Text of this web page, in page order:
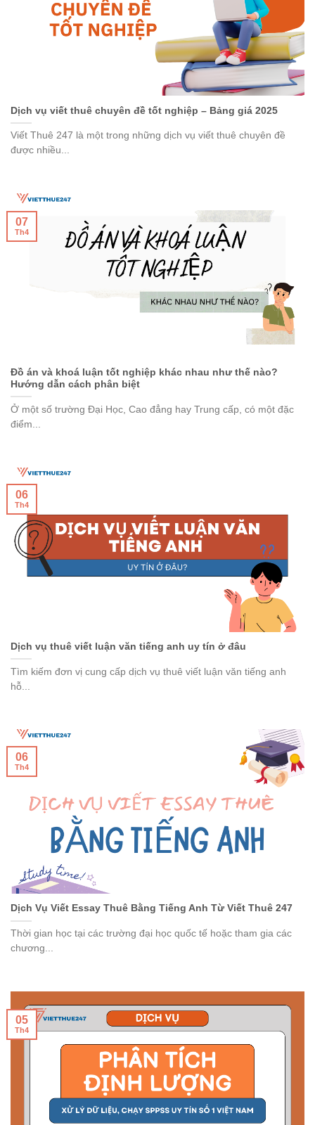
Dịch vụ viết thuê chuyên đề tốt nghiệp – Bảng giá 2025
Viết Thuê 247 là một trong những dịch vụ viết thuê chuyên đề
được nhiều...
Đồ án và khoá luận tốt nghiệp khác nhau như thế nào?
Hướng dẫn cách phân biệt
Ở một số trường Đại Học, Cao đẳng hay Trung cấp, có một đặc
điểm...
07
Th4
Dịch vụ thuê viết luận văn tiếng anh uy tín ở đâu
Tìm kiếm đơn vị cung cấp dịch vụ thuê viết luận văn tiếng anh
hỗ...
06
Th4
Dịch Vụ Viết Essay Thuê Bằng Tiếng Anh Từ Viết Thuê 247
Thời gian học tại các trường đại học quốc tế hoặc tham gia các
chương...
06
Th4
05
Th4